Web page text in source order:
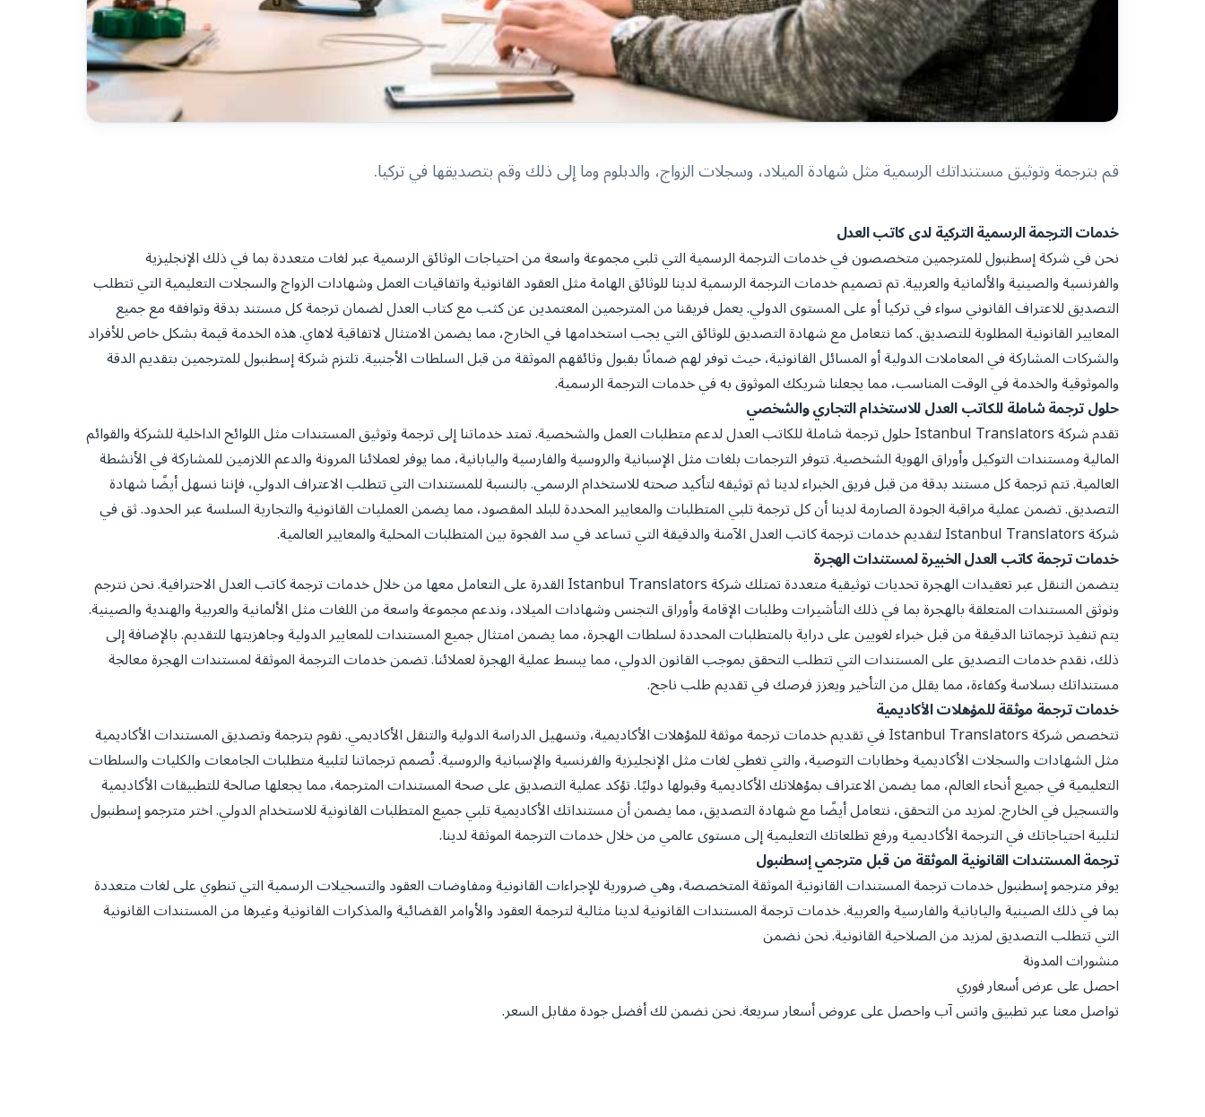
قم بترجمة وتوثيق مستنداتك الرسمية مثل شهادة الميلاد، وسجلات الزواج، والدبلوم وما إلى ذلك وقم بتصديقها في تركيا.
خدمات الترجمة الرسمية التركية لدى كاتب العدل
نحن في شركة إسطنبول للمترجمين متخصصون في خدمات الترجمة الرسمية التي تلبي مجموعة واسعة من احتياجات الوثائق الرسمية عبر لغات متعددة بما في ذلك الإنجليزية
والفرنسية والصينية والألمانية والعربية. تم تصميم خدمات الترجمة الرسمية لدينا للوثائق الهامة مثل العقود القانونية واتفاقيات العمل وشهادات الزواج والسجلات التعليمية التي تتطلب
التصديق للاعتراف القانوني سواء في تركيا أو على المستوى الدولي. يعمل فريقنا من المترجمين المعتمدين عن كثب مع كتاب العدل لضمان ترجمة كل مستند بدقة وتوافقه مع جميع
المعايير القانونية المطلوبة للتصديق. كما نتعامل مع شهادة التصديق للوثائق التي يجب استخدامها في الخارج، مما يضمن الامتثال لاتفاقية لاهاي. هذه الخدمة قيمة بشكل خاص للأفراد
والشركات المشاركة في المعاملات الدولية أو المسائل القانونية، حيث توفر لهم ضمانًا بقبول وثائقهم الموثقة من قبل السلطات الأجنبية. تلتزم شركة إسطنبول للمترجمين بتقديم الدقة
والموثوقية والخدمة في الوقت المناسب، مما يجعلنا شريكك الموثوق به في خدمات الترجمة الرسمية.
حلول ترجمة شاملة للكاتب العدل للاستخدام التجاري والشخصي
تقدم شركة Istanbul Translators حلول ترجمة شاملة للكاتب العدل لدعم متطلبات العمل والشخصية. تمتد خدماتنا إلى ترجمة وتوثيق المستندات مثل اللوائح الداخلية للشركة والقوائم
المالية ومستندات التوكيل وأوراق الهوية الشخصية. تتوفر الترجمات بلغات مثل الإسبانية والروسية والفارسية واليابانية، مما يوفر لعملائنا المرونة والدعم اللازمين للمشاركة في الأنشطة
العالمية. تتم ترجمة كل مستند بدقة من قبل فريق الخبراء لدينا ثم توثيقه لتأكيد صحته للاستخدام الرسمي. بالنسبة للمستندات التي تتطلب الاعتراف الدولي، فإننا نسهل أيضًا شهادة
التصديق. تضمن عملية مراقبة الجودة الصارمة لدينا أن كل ترجمة تلبي المتطلبات والمعايير المحددة للبلد المقصود، مما يضمن العمليات القانونية والتجارية السلسة عبر الحدود. ثق في
شركة Istanbul Translators لتقديم خدمات ترجمة كاتب العدل الآمنة والدقيقة التي تساعد في سد الفجوة بين المتطلبات المحلية والمعايير العالمية.
خدمات ترجمة كاتب العدل الخبيرة لمستندات الهجرة
يتضمن التنقل عبر تعقيدات الهجرة تحديات توثيقية متعددة تمتلك شركة Istanbul Translators القدرة على التعامل معها من خلال خدمات ترجمة كاتب العدل الاحترافية. نحن نترجم
ونوثق المستندات المتعلقة بالهجرة بما في ذلك التأشيرات وطلبات الإقامة وأوراق التجنس وشهادات الميلاد، وندعم مجموعة واسعة من اللغات مثل الألمانية والعربية والهندية والصينية.
يتم تنفيذ ترجماتنا الدقيقة من قبل خبراء لغويين على دراية بالمتطلبات المحددة لسلطات الهجرة، مما يضمن امتثال جميع المستندات للمعايير الدولية وجاهزيتها للتقديم. بالإضافة إلى
ذلك، نقدم خدمات التصديق على المستندات التي تتطلب التحقق بموجب القانون الدولي، مما يبسط عملية الهجرة لعملائنا. تضمن خدمات الترجمة الموثقة لمستندات الهجرة معالجة
مستنداتك بسلاسة وكفاءة، مما يقلل من التأخير ويعزز فرصك في تقديم طلب ناجح.
خدمات ترجمة موثقة للمؤهلات الأكاديمية
تتخصص شركة Istanbul Translators في تقديم خدمات ترجمة موثقة للمؤهلات الأكاديمية، وتسهيل الدراسة الدولية والتنقل الأكاديمي. نقوم بترجمة وتصديق المستندات الأكاديمية
مثل الشهادات والسجلات الأكاديمية وخطابات التوصية، والتي تغطي لغات مثل الإنجليزية والفرنسية والإسبانية والروسية. تُصمم ترجماتنا لتلبية متطلبات الجامعات والكليات والسلطات
التعليمية في جميع أنحاء العالم، مما يضمن الاعتراف بمؤهلاتك الأكاديمية وقبولها دوليًا. تؤكد عملية التصديق على صحة المستندات المترجمة، مما يجعلها صالحة للتطبيقات الأكاديمية
والتسجيل في الخارج. لمزيد من التحقق، نتعامل أيضًا مع شهادة التصديق، مما يضمن أن مستنداتك الأكاديمية تلبي جميع المتطلبات القانونية للاستخدام الدولي. اختر مترجمو إسطنبول
لتلبية احتياجاتك في الترجمة الأكاديمية ورفع تطلعاتك التعليمية إلى مستوى عالمي من خلال خدمات الترجمة الموثقة لدينا.
ترجمة المستندات القانونية الموثقة من قبل مترجمي إسطنبول
يوفر مترجمو إسطنبول خدمات ترجمة المستندات القانونية الموثقة المتخصصة، وهي ضرورية للإجراءات القانونية ومفاوضات العقود والتسجيلات الرسمية التي تنطوي على لغات متعددة
بما في ذلك الصينية واليابانية والفارسية والعربية. خدمات ترجمة المستندات القانونية لدينا مثالية لترجمة العقود والأوامر القضائية والمذكرات القانونية وغيرها من المستندات القانونية
التي تتطلب التصديق لمزيد من الصلاحية القانونية. نحن نضمن
منشورات المدونة
احصل على عرض أسعار فوري
تواصل معنا عبر تطبيق واتس آب واحصل على عروض أسعار سريعة. نحن نضمن لك أفضل جودة مقابل السعر.